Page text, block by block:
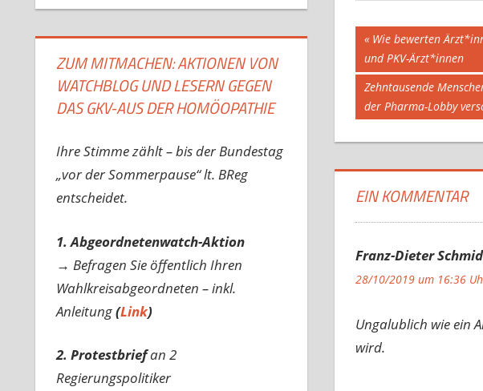
Vorheriger
Beitrag:
Wie bewerten
und PKV-Ärzt*innen
Nächster
Beitrag:
Zehntausende
der Pharma-Lobby
EIN KOMMENTAR
Franz-Dieter
28/10/2019 um 16:36
Ungalublich wie ein
wird.
ZUM MITMACHEN: AKTIONEN VON
WATCHBLOG UND LESERN GEGEN
DAS GKV-AUS DER HOMÖOPATHIE
Ihre Stimme zählt – bis der Bundestag
„vor der Sommerpause“ lt. BReg
entscheidet.
1. Abgeordnetenwatch-Aktion
→ Befragen Sie öffentlich Ihren
Wahlkreisabgeordneten – inkl.
Anleitung(Link)
2. Protestbriefan 2
Regierungspolitiker